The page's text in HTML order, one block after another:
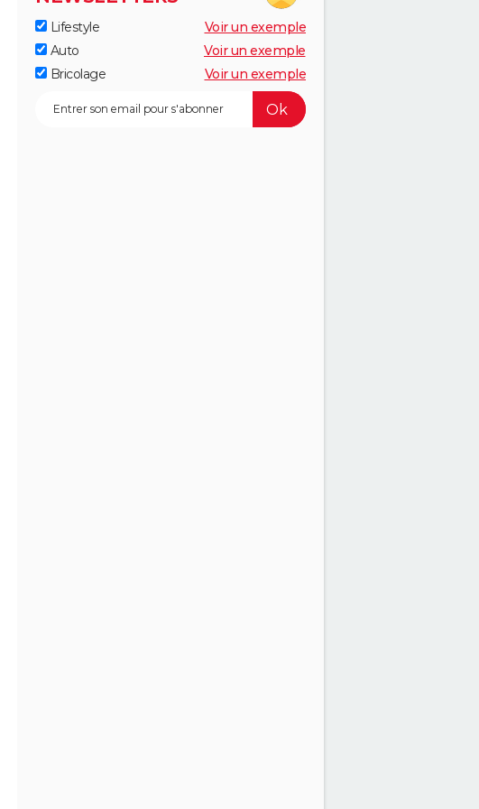
Lifestyle
Voir un exemple
Auto
Voir un exemple
Bricolage
Voir un exemple